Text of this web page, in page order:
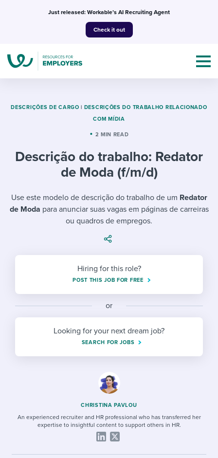
Just released: Workable’s AI Recruiting Agent
Check it out
Topics
Mobilizing AI in my work
Evaluating candidates
Working together with others
Maintaining hiring pipelines
Ensuring compliance
Finding and attracting people
Digitizing work processes
Candidate/employee experiences
Templates & Guides
I WANT...
Job description templates
Interview question templates
Policy templates
Step-by-step tutorials
Free ebooks & reports
I’m a jobseeker
I WANT TO LEARN ABOUT...
Applying for a job
Pay & benefits
Career development
Modern working life
Attend webinars & events
Workable customer stories
Explore Workable
Request a demo
Start a free trial
DESCRIÇÕES DE CARGO | DESCRIÇÕES DO TRABALHO RELACIONADO
COM MÍDIA
2 MIN READ
Descrição do trabalho: Redator
de Moda (f/m/d)
Use este modelo de descrição do trabalho de um Redator
de Moda para anunciar suas vagas em páginas de carreiras
ou quadros de empregos.
Hiring for this role?
POST THIS JOB FOR FREE
or
Looking for your next dream job?
SEARCH FOR JOBS
CHRISTINA PAVLOU
An experienced recruiter and HR professional who has transferred her
expertise to insightful content to support others in HR.